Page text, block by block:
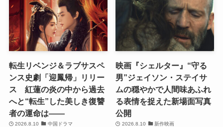
転生リベンジ＆ラブサスペ
ンス史劇「迎鳳帰」リリー
ス 紅蓮の炎の中から過去
へと“転生”した美しき復讐
者の運命は――
2026.8.10 中国ドラマ
映画『シェルター』“守る
男”ジェイソン・ステイサ
ムの穏やかで人間味あふれ
る表情を捉えた新場面写真
公開
2026.8.10 新作映画